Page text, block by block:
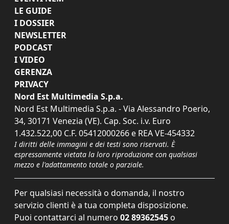
LE GUIDE
I DOSSIER
NEWSLETTER
PODCAST
I VIDEO
GERENZA
PRIVACY
Nord Est Multimedia S.p.a.
Nord Est Multimedia S.p.a. - Via Alessandro Poerio,
34, 30171 Venezia (VE). Cap. Soc. i.v. Euro
1.432.522,00 C.F. 05412000266 e REA VE-454332
I diritti delle immagini e dei testi sono riservati. È
espressamente vietata la loro riproduzione con qualsiasi
mezzo e l'adattamento totale o parziale.
Per qualsiasi necessità o domanda, il nostro
servizio clienti è a tua completa disposizione.
Puoi contattarci al numero 02 89362545 o